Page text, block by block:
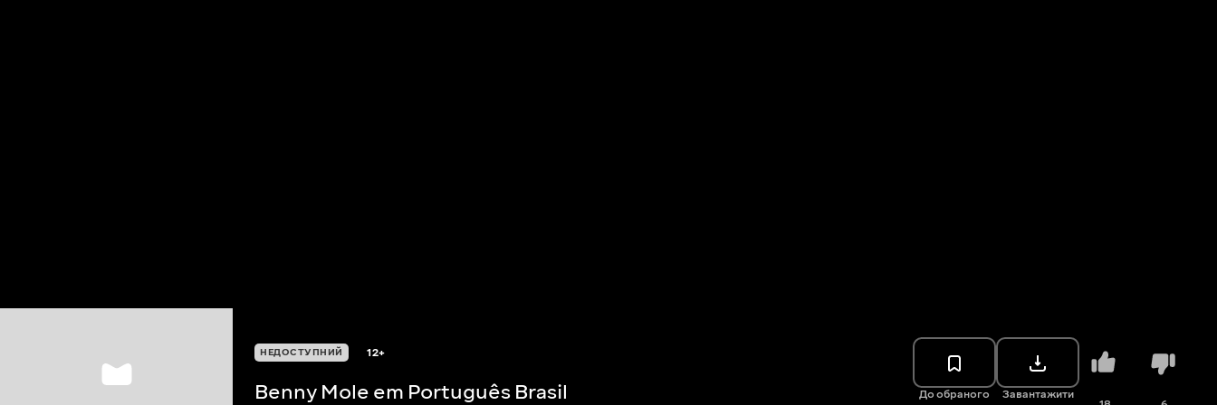
НЕДОСТУПНИЙ 12+
Benny Mole em Português Brasil До обраного Завантажити